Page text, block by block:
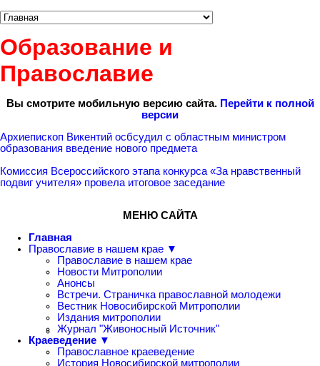
Образование и
Православие
Вы смотрите мобильную версию сайта. Перейти к полной
версии
Архиепископ Викентий осбсудил с областным министром
образования введение нового предмета
Комиссия Всероссийского этапа конкурса «За нравственный
подвиг учителя» провела итоговое заседание
МЕНЮ САЙТА
Главная
Православие в нашем крае ▼
Православие в нашем крае
Новости Митрополии
Анонсы
Встречи. Страничка православной молодежи
Вестник Новосибирской Митрополии
Издания митрополии
Журнал "Живоносный Источник"
Краеведение ▼
Православное краеведение
История Новосибирской митрополии